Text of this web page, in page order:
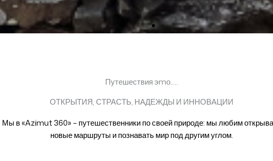
Путешествия эmо.....
ОТКРЫТИЯ, СТРАСТЬ, НАДЕЖДЫ И ИННОВАЦИИ
Мы в «Azimut 360» – путешественники по своей природе: мы любим
новые маршруты и познавать мир под другим углом.